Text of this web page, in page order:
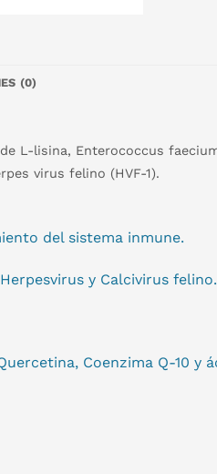
(0)
L-lisina, Enterococcus
virus felino (HVF-1).
del sistema inmune.
y Calcivirus felino.
Coenzima Q-10